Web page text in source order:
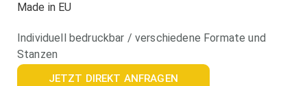
Made in EU
Individuell bedruckbar / verschiedene Formate und
Stanzen
JETZT DIREKT ANFRAGEN